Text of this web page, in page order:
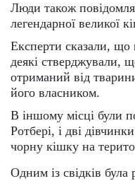
Люди також
легендарної великої
Експерти сказали, що
деякі стверджували,
отриманий від
його власником.
В іншому місці були
Ротбері, і дві
чорну кішку на
Одним із свідків